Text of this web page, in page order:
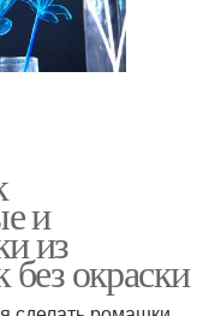
и
из
окраски